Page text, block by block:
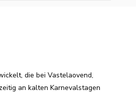
die bei Vastelaovend,
an kalten Karnevalstagen